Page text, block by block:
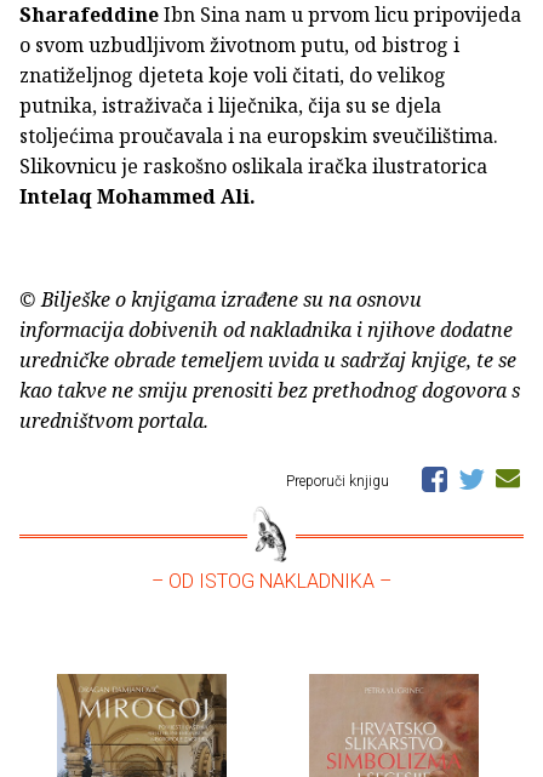
SharafeddineIbn Sina nam u prvom licu pripovijeda
o svom uzbudljivom životnom putu, od bistrog i
znatiželjnog djeteta koje voli čitati, do velikog
putnika, istraživača i liječnika, čija su se djela
stoljećima proučavala i na europskim sveučilištima.
Slikovnicu je raskošno oslikala iračka ilustratorica
Intelaq Mohammed Ali.
© Bilješke o knjigama izrađene su na osnovu
informacija dobivenih od nakladnika i njihove dodatne
uredničke obrade temeljem uvida u sadržaj knjige, te se
kao takve ne smiju prenositi bez prethodnog dogovora s
uredništvom portala.
Preporuči knjigu
– OD ISTOG NAKLADNIKA –